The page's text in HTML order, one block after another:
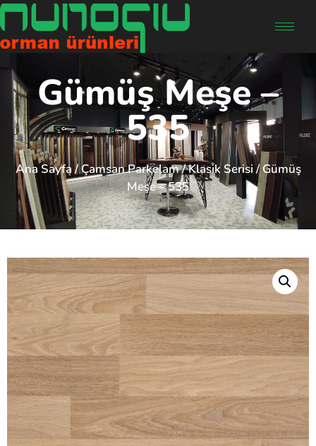
Gümüş Meşe –
535
Ana Sayfa/Çamsan Parkelam/Klasik Serisi/ Gümüş
Meşe – 535